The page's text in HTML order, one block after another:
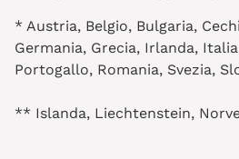
* Austria, Belgio, Bulgaria,
Germania, Grecia, Irlanda,
Portogallo, Romania, Svezia,
** Islanda, Liechtenstein,